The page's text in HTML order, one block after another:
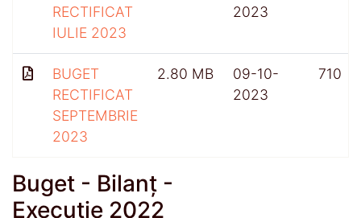
RECTIFICAT
IULIE 2023
2023
BUGET
RECTIFICAT
SEPTEMBRIE
2023
2.80 MB
09-10-
2023
710
Buget - Bilanț -
Execuție 2022